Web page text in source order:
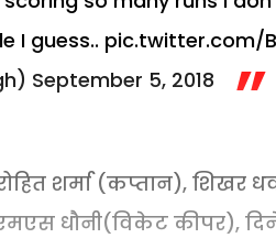
I guess.. pic.twitter.com/
September 5, 2018
शर्मा (कप्तान),
धौनी(विकेट कीपर),